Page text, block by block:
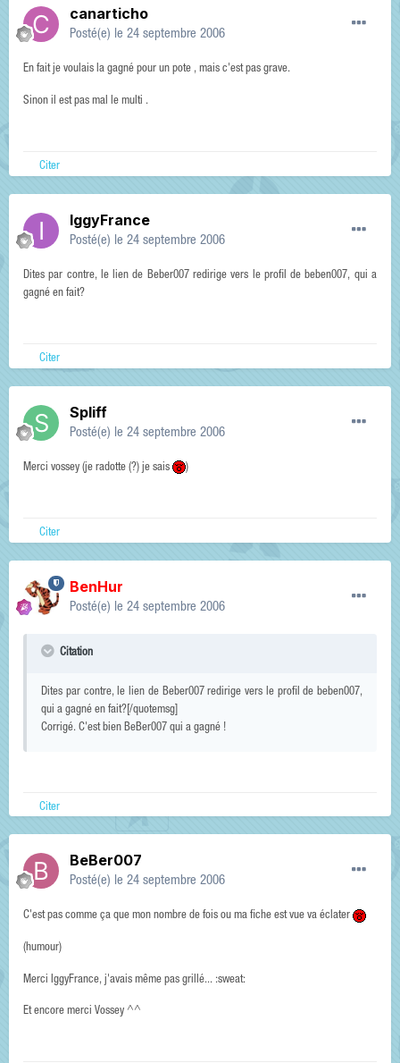
canarticho
Posté(e) le 24 septembre 2006
En fait je voulais la gagné pour un pote , mais c'est pas grave.
Sinon il est pas mal le multi .
Citer
IggyFrance
Posté(e) le 24 septembre 2006
Dites par contre, le lien de Beber007 redirige vers le profil de beben007, qui a
gagné en fait?
Citer
Spliff
Posté(e) le 24 septembre 2006
Merci vossey (je radotte (?) je sais )
Citer
BenHur
Posté(e) le 24 septembre 2006
Citation
Dites par contre, le lien de Beber007 redirige vers le profil de beben007,
qui a gagné en fait?[/quotemsg]
Corrigé. C'est bien BeBer007 qui a gagné !
Citer
BeBer007
Posté(e) le 24 septembre 2006
C'est pas comme ça que mon nombre de fois ou ma fiche est vue va éclater
(humour)
Merci IggyFrance, j'avais même pas grillé... :sweat:
Et encore merci Vossey ^^